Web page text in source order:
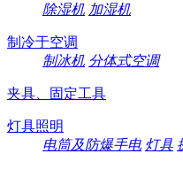
除湿机 加湿机
制冷于空调
制冰机 分体式空调
夹具、固定工具
灯具照明
电筒及防爆手电 灯具